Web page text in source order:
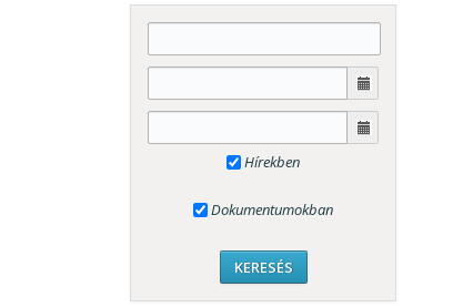
Hírekben
Dokumentumokban